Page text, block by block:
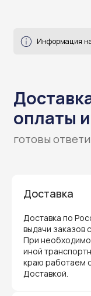
Доставка
Доставка по
выдачи
При
иной
краю работаем
Доставкой.
сервис для
гарантией
через
в Приморском
Вам не
и ждать
быструю и